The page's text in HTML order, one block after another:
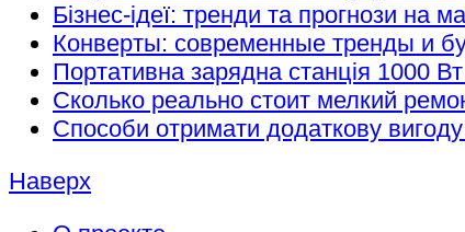
Бізнес-ідеї: тренди та прогнози на
Конверты: современные тренды и
Портативна зарядна станція 1000
Сколько реально стоит мелкий
Способи отримати додаткову вигоду
Наверх